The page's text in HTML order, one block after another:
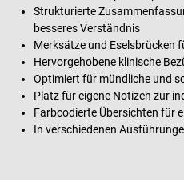
Strukturierte
besseres Verständnis
Merksätze und Eselsbrücken
Hervorgehobene klinische
Optimiert für mündliche und
Platz für eigene Notizen zur
Farbcodierte Übersichten für
In verschiedenen